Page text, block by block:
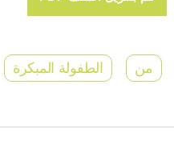
من الطفولة المبكرة